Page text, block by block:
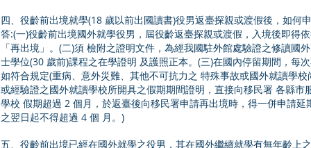
四、役齡前出境就學(18 歲以前出國讀書)役男返臺探親或渡假後，如何
答:(一)役齡前出境國外就學役男，屆役齡返臺探親或渡假，入境後即得
「再出境」。(二)須 檢附之證明文件，為經我國駐外館處驗證之修讀
士學位(30 歲前)課程之在學證明 及護照正本。(三)在國內停留期間，每
如符合規定(重病、意外災難、其他不可抗力之 特殊事故或國外就讀學
或經驗證之國外就讀學校所開具之假期期間證明，直接向移民署 各縣
學校 假期超過 2 個月，於返臺後向移民署申請再出境時，得一併申請
之翌日起不得超過 4 個 月。)
五、役齡前出境已經在國外就學之役男，其在國外繼續就學有無年齡上